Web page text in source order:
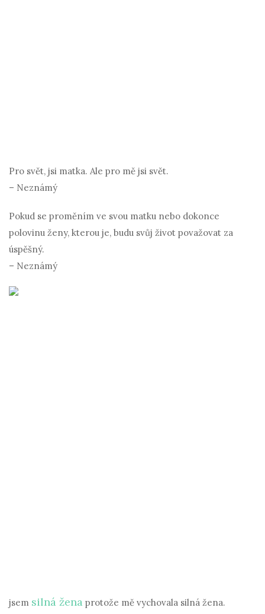
Pro svět, jsi matka. Ale pro mě jsi svět.
– Neznámý
Pokud se proměním ve svou matku nebo dokonce
polovinu ženy, kterou je, budu svůj život považovat za
úspěšný.
– Neznámý
jsem silná žena protože mě vychovala silná žena.